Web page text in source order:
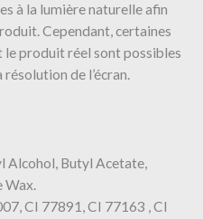
à la lumière naturelle afin
Cependant, certaines
produit réel sont possibles
de l’écran.
Alcohol, Butyl Acetate,
Wax.
CI 77891, CI 77163 , CI